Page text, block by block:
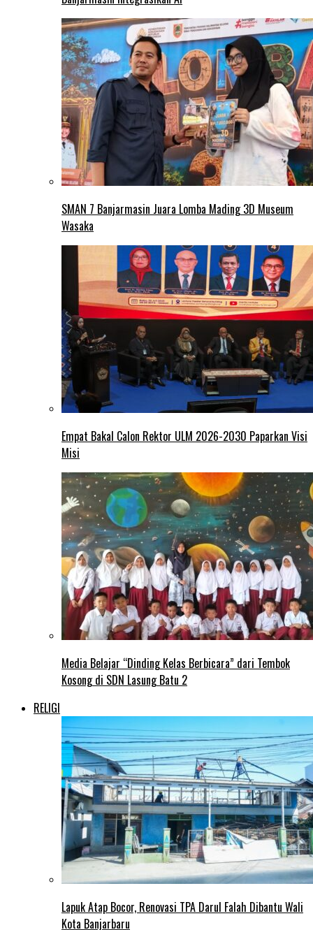
SMAN 7 Banjarmasin Juara Lomba Mading 3D Museum
Wasaka
Empat Bakal Calon Rektor ULM 2026-2030 Paparkan Visi
Misi
Media Belajar “Dinding Kelas Berbicara” dari Tembok
Kosong di SDN Lasung Batu 2
RELIGI
Lapuk Atap Bocor, Renovasi TPA Darul Falah Dibantu Wali
Kota Banjarbaru